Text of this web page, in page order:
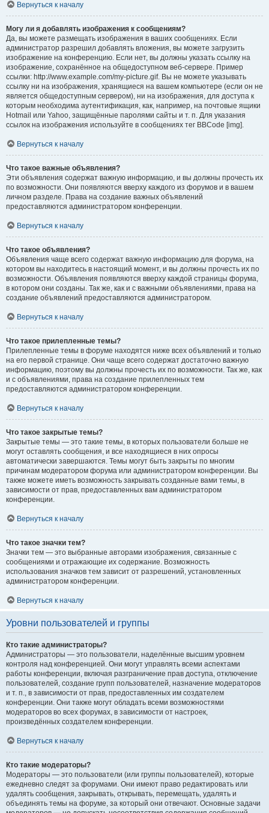
Вернуться к началу
Могу ли я добавлять изображения к сообщениям?
Да, вы можете размещать изображения в ваших сообщениях. Если
администратор разрешил добавлять вложения, вы можете загрузить
изображение на конференцию. Если нет, вы должны указать ссылку на
изображение, сохранённое на общедоступном веб-сервере. Пример
ссылки: http://www.example.com/my-picture.gif. Вы не можете указывать
ссылку ни на изображения, хранящиеся на вашем компьютере (если он не
является общедоступным сервером), ни на изображения, для доступа к
которым необходима аутентификация, как, например, на почтовые ящики
Hotmail или Yahoo, защищённые паролями сайты и т. п. Для указания
ссылок на изображения используйте в сообщениях тег BBCode [img].
Вернуться к началу
Что такое важные объявления?
Эти объявления содержат важную информацию, и вы должны прочесть их
по возможности. Они появляются вверху каждого из форумов и в вашем
личном разделе. Права на создание важных объявлений
предоставляются администратором конференции.
Вернуться к началу
Что такое объявления?
Объявления чаще всего содержат важную информацию для форума, на
котором вы находитесь в настоящий момент, и вы должны прочесть их по
возможности. Объявления появляются вверху каждой страницы форума,
в котором они созданы. Так же, как и с важными объявлениями, права на
создание объявлений предоставляются администратором.
Вернуться к началу
Что такое прилепленные темы?
Прилепленные темы в форуме находятся ниже всех объявлений и только
на его первой странице. Они чаще всего содержат достаточно важную
информацию, поэтому вы должны прочесть их по возможности. Так же, как
и с объявлениями, права на создание прилепленных тем
предоставляются администратором конференции.
Вернуться к началу
Что такое закрытые темы?
Закрытые темы — это такие темы, в которых пользователи больше не
могут оставлять сообщения, и все находящиеся в них опросы
автоматически завершаются. Темы могут быть закрыты по многим
причинам модератором форума или администратором конференции. Вы
также можете иметь возможность закрывать созданные вами темы, в
зависимости от прав, предоставленных вам администратором
конференции.
Вернуться к началу
Что такое значки тем?
Значки тем — это выбранные авторами изображения, связанные с
сообщениями и отражающие их содержание. Возможность
использования значков тем зависит от разрешений, установленных
администратором конференции.
Вернуться к началу
Уровни пользователей и группы
Кто такие администраторы?
Администраторы — это пользователи, наделённые высшим уровнем
контроля над конференцией. Они могут управлять всеми аспектами
работы конференции, включая разграничение прав доступа, отключение
пользователей, создание групп пользователей, назначение модераторов
и т. п., в зависимости от прав, предоставленных им создателем
конференции. Они также могут обладать всеми возможностями
модераторов во всех форумах, в зависимости от настроек,
произведённых создателем конференции.
Вернуться к началу
Кто такие модераторы?
Модераторы — это пользователи (или группы пользователей), которые
ежедневно следят за форумами. Они имеют право редактировать или
удалять сообщения, закрывать, открывать, перемещать, удалять и
объединять темы на форуме, за который они отвечают. Основные задачи